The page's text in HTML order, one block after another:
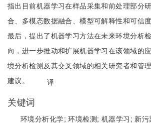
指出目前机器学习在样品采集和前处理部分
合、多模态数据融合、模型可解释性和可信
最后，提出了机器学习方法在未来环境分析
向，进一步推动和扩展机器学习在该领域的
境分析检测及其交叉领域的相关研究者和管
建议。
译
关键词
环境分析化学;环境检测; 机器学习; 新污